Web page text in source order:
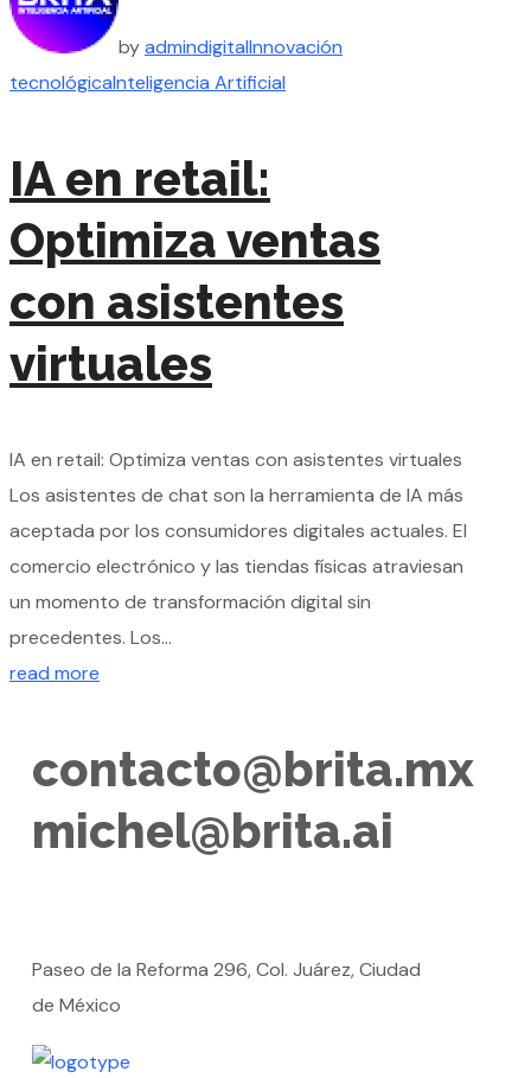
byadmindigitalInnovación
tecnológicaInteligencia Artificial
IA en retail:
Optimiza ventas
con asistentes
virtuales
IA en retail: Optimiza ventas con asistentes virtuales
Los asistentes de chat son la herramienta de IA más
aceptada por los consumidores digitales actuales. El
comercio electrónico y las tiendas físicas atraviesan
un momento de transformación digital sin
precedentes. Los...
read more
contacto@brita.mx
michel@brita.ai
Paseo de la Reforma 296, Col. Juárez, Ciudad
de México